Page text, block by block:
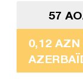
57
0,12 AZN